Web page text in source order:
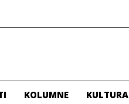
KOLUMNE KULTURA